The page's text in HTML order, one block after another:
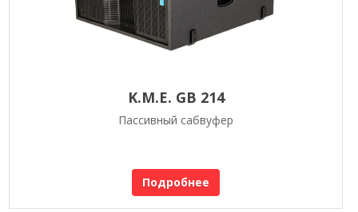
K.M.E. GB 214
Пассивный сабвуфер
Подробнее